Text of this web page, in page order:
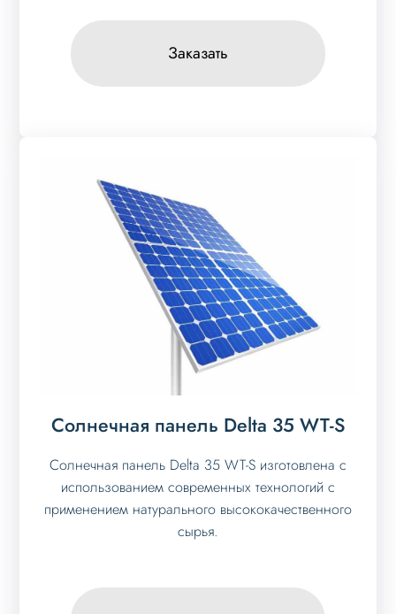
Заказать
Солнечная панель Delta 35 WT-S
Солнечная панель Delta 35 WT-S изготовлена с
использованием современных технологий с
применением натурального высококачественного
сырья.